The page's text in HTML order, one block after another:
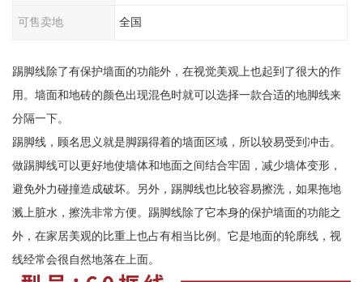
可售卖地 全国
踢脚线除了有保护墙面的功能外，在视觉美观上也起到了很大的作
用。墙面和地砖的颜色出现混色时就可以选择一款合适的地脚线来
分隔一下。
踢脚线，顾名思义就是脚踢得着的墙面区域，所以较易受到冲击。
做踢脚线可以更好地使墙体和地面之间结合牢固，减少墙体变形，
避免外力碰撞造成破坏。另外，踢脚线也比较容易擦洗，如果拖地
溅上脏水，擦洗非常方便。踢脚线除了它本身的保护墙面的功能之
外，在家居美观的比重上也占有相当比例。它是地面的轮廓线，视
线经常会很自然地落在上面。